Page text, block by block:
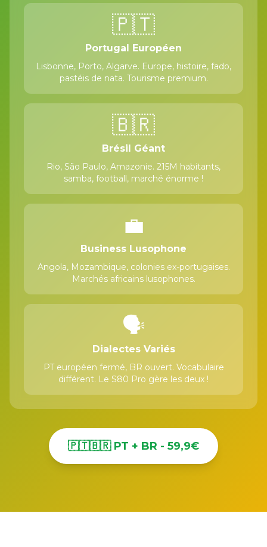
🇵🇹
Portugal Européen
Lisbonne, Porto, Algarve. Europe, histoire, fado,
pastéis de nata. Tourisme premium.
🇧🇷
Brésil Géant
Rio, São Paulo, Amazonie. 215M habitants,
samba, football, marché énorme !
💼
Business Lusophone
Angola, Mozambique, colonies ex-portugaises.
Marchés africains lusophones.
🗣️
Dialectes Variés
PT européen fermé, BR ouvert. Vocabulaire
différent. Le S80 Pro gère les deux !
🇵🇹🇧🇷 PT + BR - 59,9€